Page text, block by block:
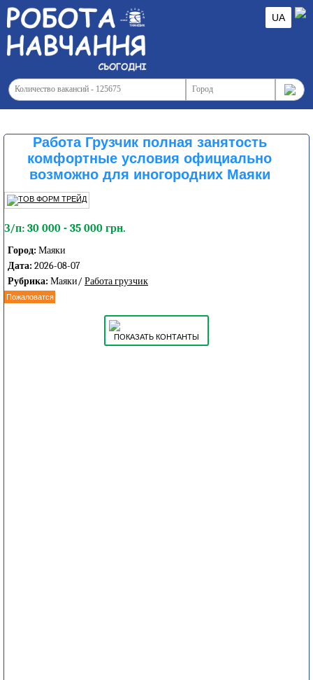
UA
Работа Грузчик полная занятость
комфортные условия официально
возможно для иногородних Маяки
З/п: 30 000 - 35 000 грн.
Город: Маяки
Дата: 2026-08-07
Рубрика: Маяки/ Работа грузчик
Пожаловатся
ПОКАЗАТЬ КОНТАНТЫ